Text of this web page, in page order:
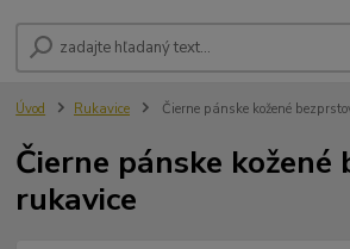
Úvod Rukavice Čierne pánske kožené
Čierne pánske kožené
rukavice